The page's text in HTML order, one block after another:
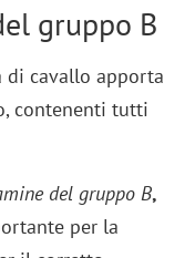
gruppo B
di cavallo apporta
contenenti tutti
del gruppo B,
per la